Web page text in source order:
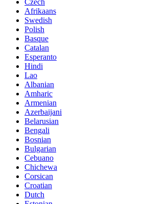
Afrikaans
Swedish
Polish
Basque
Catalan
Esperanto
Hindi
Lao
Albanian
Amharic
Armenian
Azerbaijani
Belarusian
Bengali
Bosnian
Bulgarian
Cebuano
Chichewa
Corsican
Croatian
Dutch